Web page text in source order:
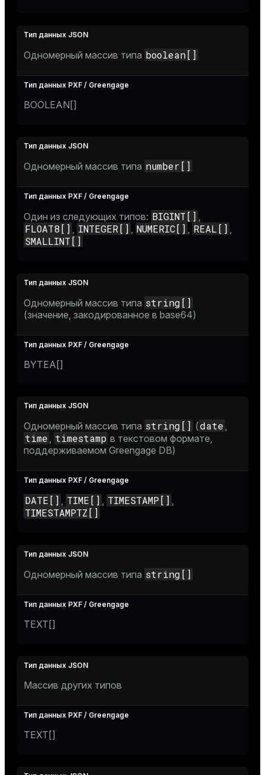
Одномерный массив типа boolean[]
BOOLEAN[]
Одномерный массив типа number[]
Один из следующих типов: BIGINT[] ,
FLOAT8[] , INTEGER[] , NUMERIC[] , REAL[] ,
SMALLINT[]
Одномерный массив типа string[]
(значение, закодированное в base64)
BYTEA[]
Одномерный массив типа string[] (date ,
time , timestamp в текстовом формате,
поддерживаемом Greengage DB)
DATE[] , TIME[] , TIMESTAMP[] ,
TIMESTAMPTZ[]
Одномерный массив типа string[]
TEXT[]
Массив других типов
TEXT[]